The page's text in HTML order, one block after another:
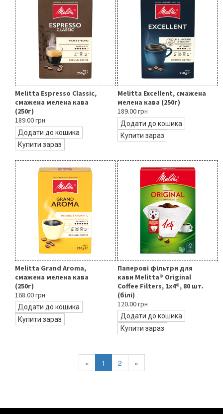
Melitta Espresso Classic,
смажена мелена кава
(250г)
189.00 грн
Додати до кошика
Купити зараз
Melitta Excellent, смажена
мелена кава (250г)
189.00 грн
Додати до кошика
Купити зараз
Melitta Grand Aroma,
смажена мелена кава
(250г)
168.00 грн
Додати до кошика
Купити зараз
Паперові фільтри для
кави Melitta® Original
Coffee Filters, 1x4®, 80 шт.
(білі)
120.00 грн
Додати до кошика
Купити зараз
« 1 2 »